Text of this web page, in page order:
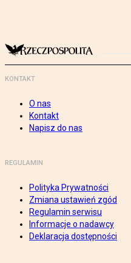
KONTAKT
O nas
Kontakt
Napisz do nas
REGULAMIN
Polityka Prywatności
Zmiana ustawień zgód
Regulamin serwisu
Informacje o nadawcy
Deklaracja dostępności